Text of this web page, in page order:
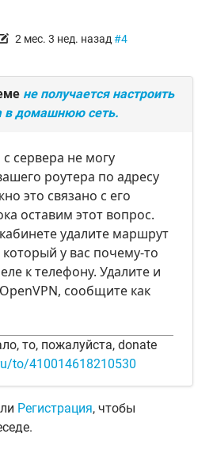
2 мес. 3 нед. назад #4
не получается настроить
в домашнюю сеть.
сервера не могу
роутера по адресу
это связано с его
оставим этот вопрос.
удалите маршрут
который у вас почему-то
к телефону. Удалите и
сообщите как
то, пожалуйста, donate
to/410014618210530
Регистрация, чтобы